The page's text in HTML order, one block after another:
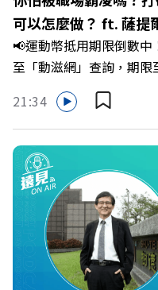
可以怎麼做？ ft. 薩提
謝佳芸
📢運動幣抵用期限倒數
至「動滋網」查詢，期
哪裡使用嗎？ 上「動滋
多家合作業者任你選，
https://fstry.pse.is/
Firstory Podcast 廣告
犯錯，甚至覺得自己正
中的人際摩擦、怕輸怕
是委屈討好或一味逃避
「職場冰山」。 本集《
通引導師、天下文化新
佳芸老師，帶你透過「
21:34